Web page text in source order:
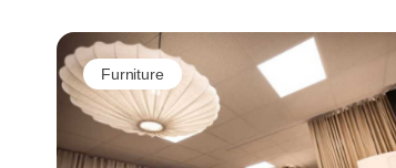
en av årets utstillere, kanskje mest kjent
sine slitesterke og stilige tepper.
Furniture